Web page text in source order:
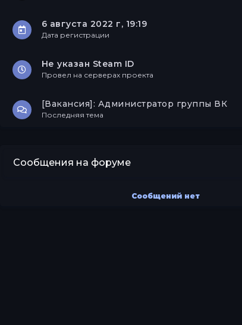
6 августа 2022 г, 19:19
Дата регистрации
Не указан Steam ID
Провел на серверах проекта
[Вакансия]: Администратор группы ВК
Последняя тема
Сообщения на форуме
Сообщений нет